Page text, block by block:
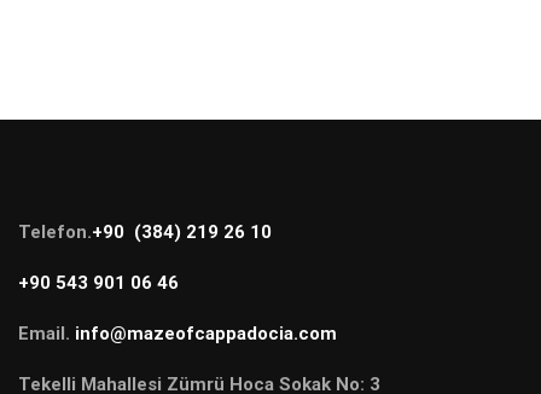
Telefon.+90 (384) 219 26 10
+90 543 901 06 46
Email. info@mazeofcappadocia.com
Tekelli Mahallesi Zümrü Hoca Sokak No: 3